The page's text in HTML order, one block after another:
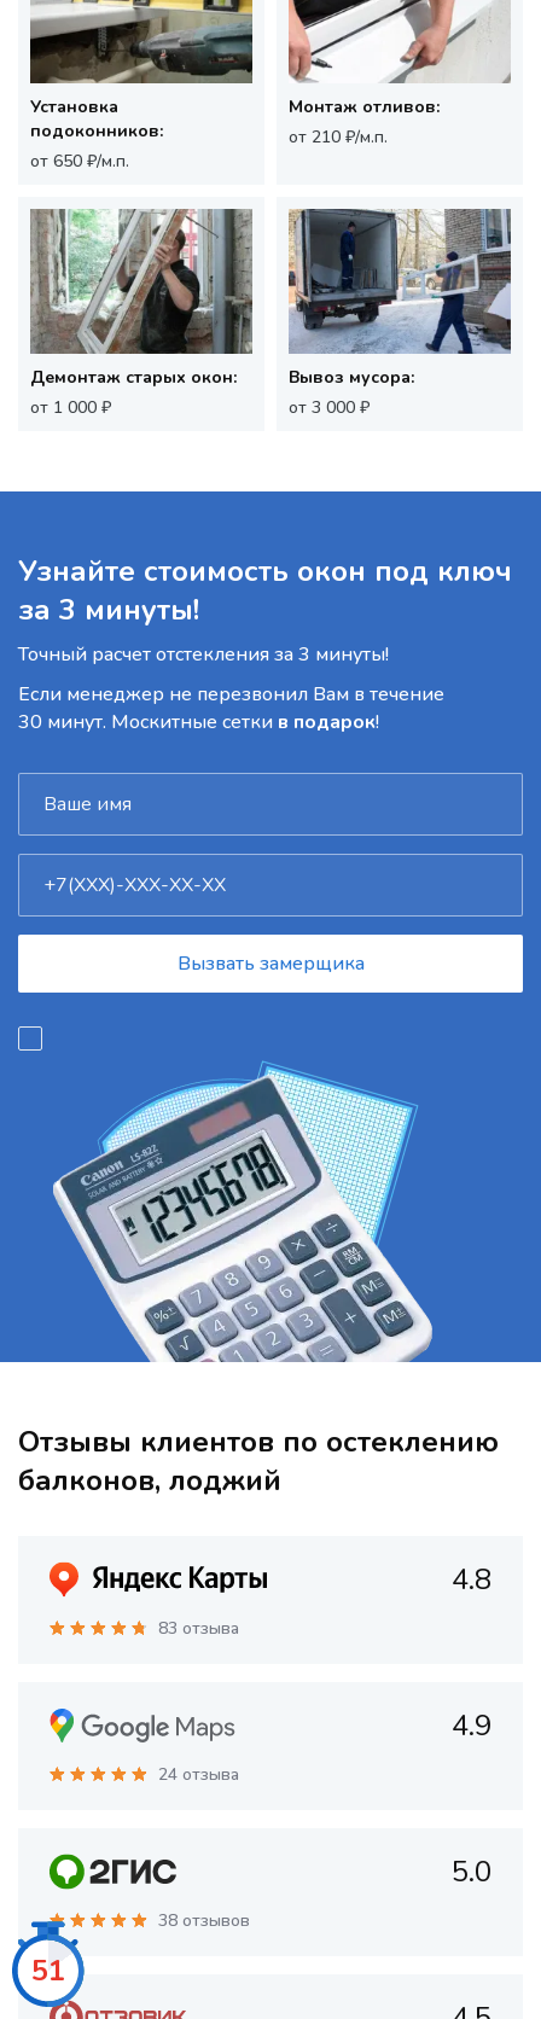
Установка
подоконников:
от 650 ₽/м.п.
Монтаж отливов:
от 210 ₽/м.п.
Демонтаж старых окон:
от 1 000 ₽
Вывоз мусора:
от 3 000 ₽
Узнайте стоимость окон под ключ
за 3 минуты!
Точный расчет отстекления за 3 минуты!
Если менеджер не перезвонил Вам в течение
30 минут. Москитные сетки в подарок!
Вызвать замерщика
Отзывы клиентов по остеклению
балконов, лоджий
4.8
83 отзыва
4.9
24 отзыва
5.0
38 отзывов
49